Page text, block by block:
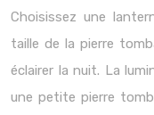
Choisissez une
taille de la pierre
éclairer la nuit. La
une petite pierre